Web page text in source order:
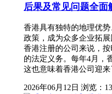
后果及常见问题全面
香港具有独特的地理优
政策，成为众多企业拓
香港注册的公司来说，
的法定义务。每年4月，
这也意味着香港公司迎来
2026年06月12日 浏览：